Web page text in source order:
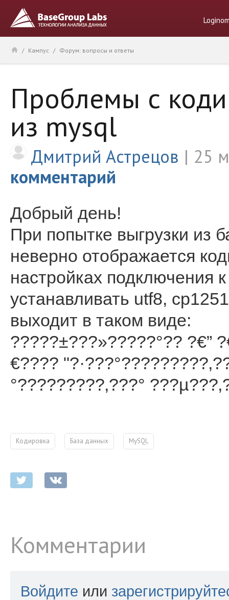
/ Кампус / Форум: вопросы и ответы
Проблемы с
из mysql
Дмитрий Астрецов
25
комментарий
Добрый день!
При попытке выгрузки из
неверно отображается
настройках подключения
устанавливать utf8,
выходит в таком виде:
?????±???»?????°?? ?€”
€????
°?????????‚???°
Кодировка База данных MySQL
Комментарии
Войдите или